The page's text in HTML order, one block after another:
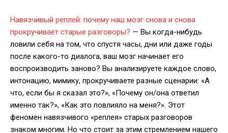
Навязчивый реплей: почему наш мозг снова и снова
прокручивает старые разговоры? — Вы когда-нибудь
ловили себя на том, что спустя часы, дни или даже годы
после какого-то диалога, ваш мозг начинает его
воспроизводить заново? Вы анализируете каждое слово,
интонацию, мимику, прокручиваете разные сценарии: «А
что, если бы я сказал это?», «Почему он/она ответил
именно так?», «Как это повлияло на меня?». Этот
феномен навязчивого «реплея» старых разговоров
знаком многим. Но что стоит за этим стремлением нашего